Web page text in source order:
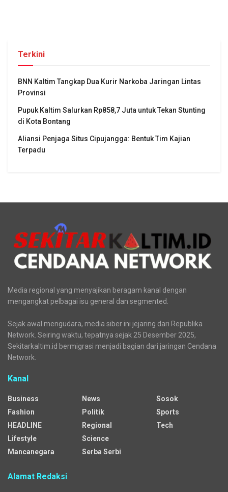
Terkini
BNN Kaltim Tangkap Dua Kurir Narkoba Jaringan Lintas
Provinsi
Pupuk Kaltim Salurkan Rp858,7 Juta untuk Tekan Stunting
di Kota Bontang
Aliansi Penjaga Situs Cipujangga: Bentuk Tim Kajian
Terpadu
Media regional yang menyajikan beragam kanal dengan
mengangkat pelbagai isu general dan segmented.
Sejak awal mengudara, media siber ini jejaring dari Republika
Network. Seiring waktu, tepatnya sejak 25 Desember 2025,
Sekitarkaltim.id bermigrasi menjadi bagian dari jaringan Cendana
Network.
Kanal
Business
Fashion
HEADLINE
Lifestyle
Mancanegara
News
Politik
Regional
Science
Serba Serbi
Sosok
Sports
Tech
Alamat Redaksi